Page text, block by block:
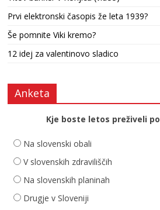
Prvi elektronski časopis že leta 1939?
Še pomnite Viki kremo?
12 idej za valentinovo sladico
Anketa
Kje boste letos preživeli
Na slovenski obali
V slovenskih zdraviliščih
Na slovenskih planinah
Drugje v Sloveniji